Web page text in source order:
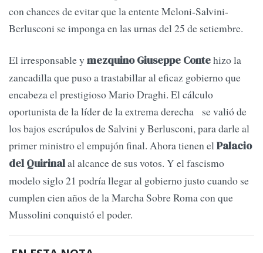
con chances de evitar que la entente Meloni-Salvini-
Berlusconi se imponga en las urnas del 25 de setiembre.
El irresponsable y mezquino Giuseppe Contehizo la
zancadilla que puso a trastabillar al eficaz gobierno que
encabeza el prestigioso Mario Draghi. El cálculo
oportunista de la líder de la extrema derecha se valió de
los bajos escrúpulos de Salvini y Berlusconi, para darle al
primer ministro el empujón final. Ahora tienen elPalacio
del Quirinalal alcance de sus votos. Y el fascismo
modelo siglo 21 podría llegar al gobierno justo cuando se
cumplen cien años de la Marcha Sobre Roma con que
Mussolini conquistó el poder.